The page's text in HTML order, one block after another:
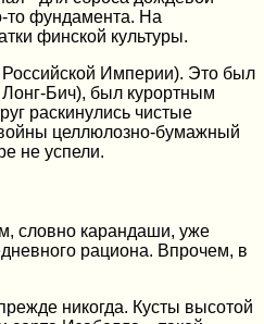
то фундамента. На
финской культуры.
Империи). Это был
Лонг-Бич), был курортным
раскинулись чистые
целлюлозно-бумажный
не успели.
словно карандаши, уже
рациона. Впрочем, в
никогда. Кусты высотой